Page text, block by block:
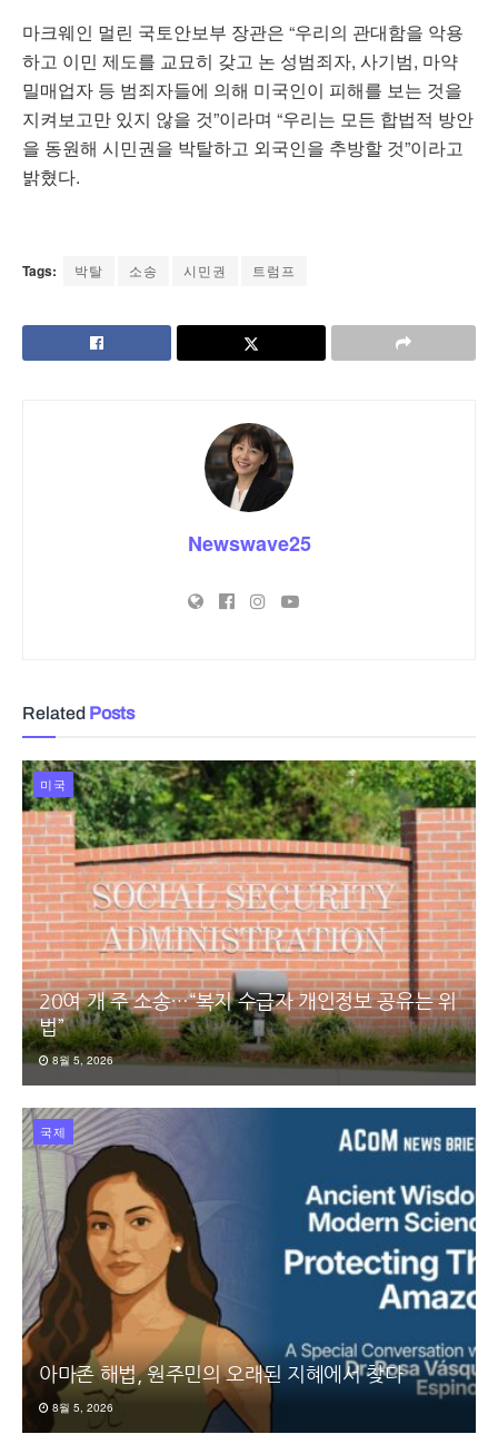
마크웨인 멀린 국토안보부 장관은 “우리의 관대함을 악용
하고 이민 제도를 교묘히 갖고 논 성범죄자, 사기범, 마약
밀매업자 등 범죄자들에 의해 미국인이 피해를 보는 것을
지켜보고만 있지 않을 것”이라며 “우리는 모든 합법적 방안
을 동원해 시민권을 박탈하고 외국인을 추방할 것”이라고
밝혔다.
Tags: 박탈 소송 시민권 트럼프
Newswave25
Related Posts
미국
20여 개 주 소송…“복지 수급자 개인정보 공유는 위
법”
8월 5, 2026
국제
아마존 해법, 원주민의 오래된 지혜에서 찾다
8월 5, 2026